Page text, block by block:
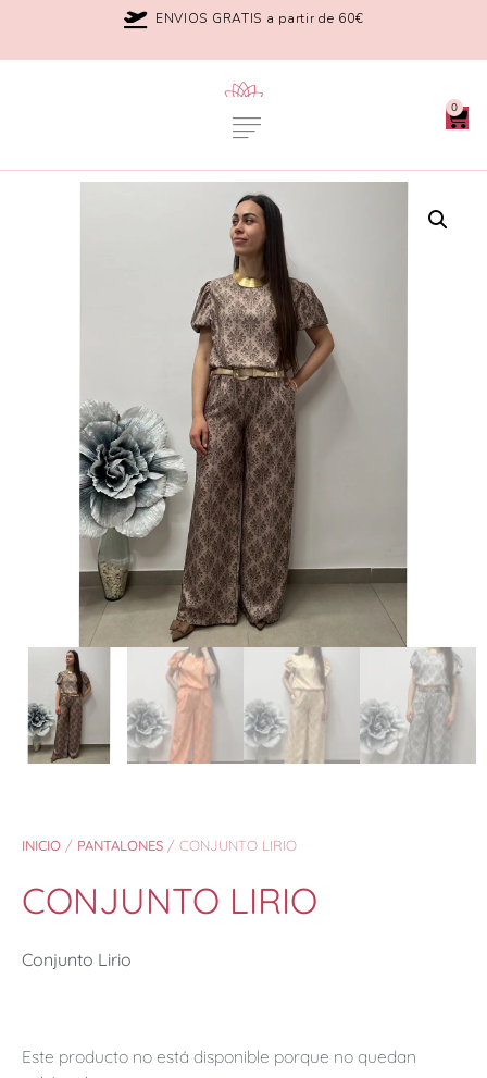
ENVIOS GRATIS a partir de 60€
0
INICIO / PANTALONES / CONJUNTO LIRIO
CONJUNTO LIRIO
Conjunto Lirio
Este producto no está disponible porque no quedan